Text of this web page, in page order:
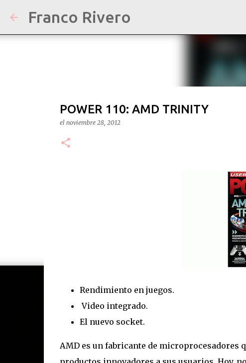
Franco Rivero
POWER 110: AMD TRINITY
el noviembre 28, 2012
Rendimiento en juegos.
Video integrado.
El nuevo socket.
AMD es un fabricante de microprocesadores